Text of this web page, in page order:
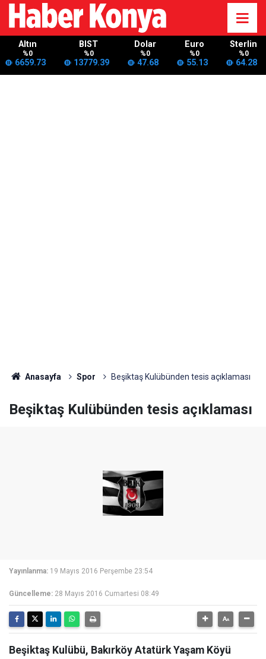
Altın
%0
6659.73
BIST
%0
13779.39
Dolar
%0
47.68
Euro
%0
55.13
Sterlin
%0
64.28
Anasayfa Spor Beşiktaş Kulübünden tesis açıklaması
Beşiktaş Kulübünden tesis açıklaması
Yayınlanma: 19 Mayıs 2016 Perşembe 23:54
Güncelleme: 28 Mayıs 2016 Cumartesi 08:49
Beşiktaş Kulübü, Bakırköy Atatürk Yaşam Köyü